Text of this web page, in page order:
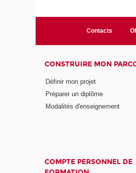
Contacts
CONSTRUIRE MON
Définir mon projet
Préparer un diplôme
Modalités d'enseignement
COMPTE PERSONNEL DE